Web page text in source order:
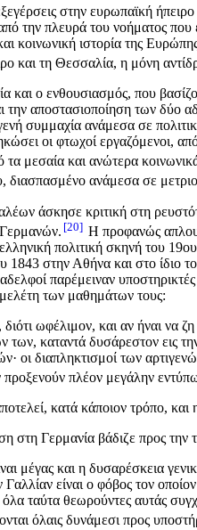
στην ευρωπαϊκή
την πλευρά του νοήματος που
κοινωνική ιστορία της
και τη Θεσσαλία, η μόνη
και ο ενθουσιασμός, που
αποστασιοποίηση των δύο
συμμαχία ανάμεσα σε
οι φτωχοί εργαζόμενοι,
μεσαία και ανώτερα
ανάμεσα σε
άσκησε κριτική στη
Γερμανών. 20
Η προφανώς
πολιτική σκηνή του
1843 στην Αθήνα και στο ίδιο
παρέμειναν
των μαθημάτων τους:
ωφέλιμον, και αν ήναι να
καταντά δυσάρεστον εις
οι διαπληκτισμοί των
πλέον μεγάλην
κατά κάποιον τρόπο, και
Γερμανία βάδιζε προς την
μέγας και η δυσαρέσκεια
Γαλλίαν είναι ο φόβος τον
ταύτα θεωρούντες αυτάς
όλαις δυνάμεσι προς